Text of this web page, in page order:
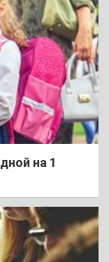
на 1